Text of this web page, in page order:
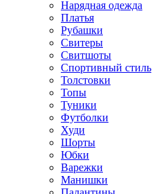
Нарядная одежда
Платья
Рубашки
Свитеры
Свитшоты
Спортивный стиль
Толстовки
Топы
Туники
Футболки
Худи
Шорты
Юбки
Варежки
Манишки